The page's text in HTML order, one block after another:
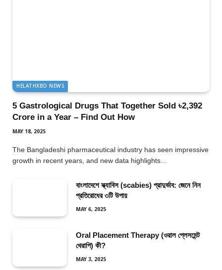
HELATHXBD NEWS
5 Gastrological Drugs That Together Sold ৳2,392
Crore in a Year – Find Out How
MAY 18, 2025
The Bangladeshi pharmaceutical industry has seen impressive
growth in recent years, and new data highlights…
বাংলাদেশে স্ক্যাবিস (scabies) প্রাদুর্ভাব: জেনে নিন
প্রতিরোধের ৩টি উপায়
MAY 6, 2025
Oral Placement Therapy (ওরাল প্লেসমেন্ট
থেরাপি) কী?
MAY 3, 2025